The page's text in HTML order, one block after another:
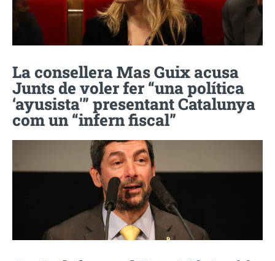
La consellera Mas Guix acusa
Junts de voler fer “una política
‘ayusista'” presentant Catalunya
com un “infern fiscal”